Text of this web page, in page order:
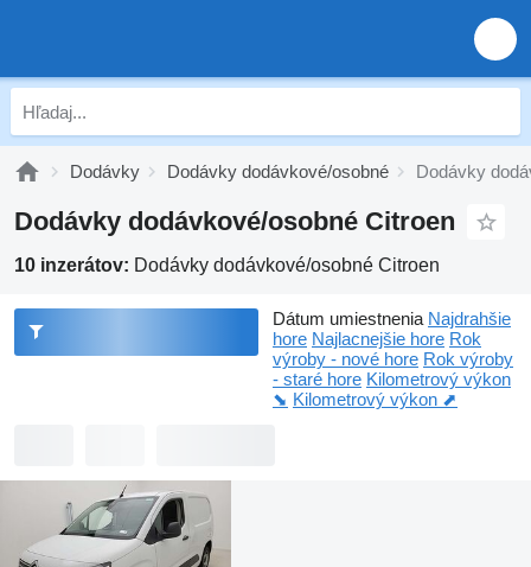
Dodávky Dodávky dodávkové/osobné Dodávky
Dodávky dodávkové/osobné Citroen
10 inzerátov: Dodávky dodávkové/osobné Citroen
Dátum umiestnenia Najdrahšie
hore Najlacnejšie hore Rok
výroby - nové hore Rok výroby
- staré hore Kilometrový výkon
⬊ Kilometrový výkon ⬈